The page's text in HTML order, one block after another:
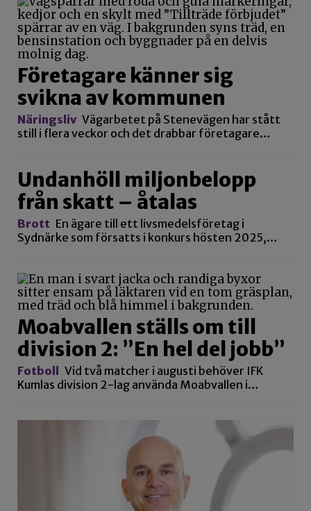
Företagare känner sig
svikna av kommunen
Näringsliv Vägarbetet på Stenevägen har stått
still i flera veckor och det drabbar företagare…
Undanhöll miljonbelopp
från skatt – åtalas
Brott En ägare till ett livsmedelsföretag i
Sydnärke som försatts i konkurs hösten 2025,…
Moabvallen ställs om till
division 2: ”En hel del jobb”
Fotboll
Vid två matcher i augusti behöver IFK
Kumlas division 2-lag använda Moabvallen i…